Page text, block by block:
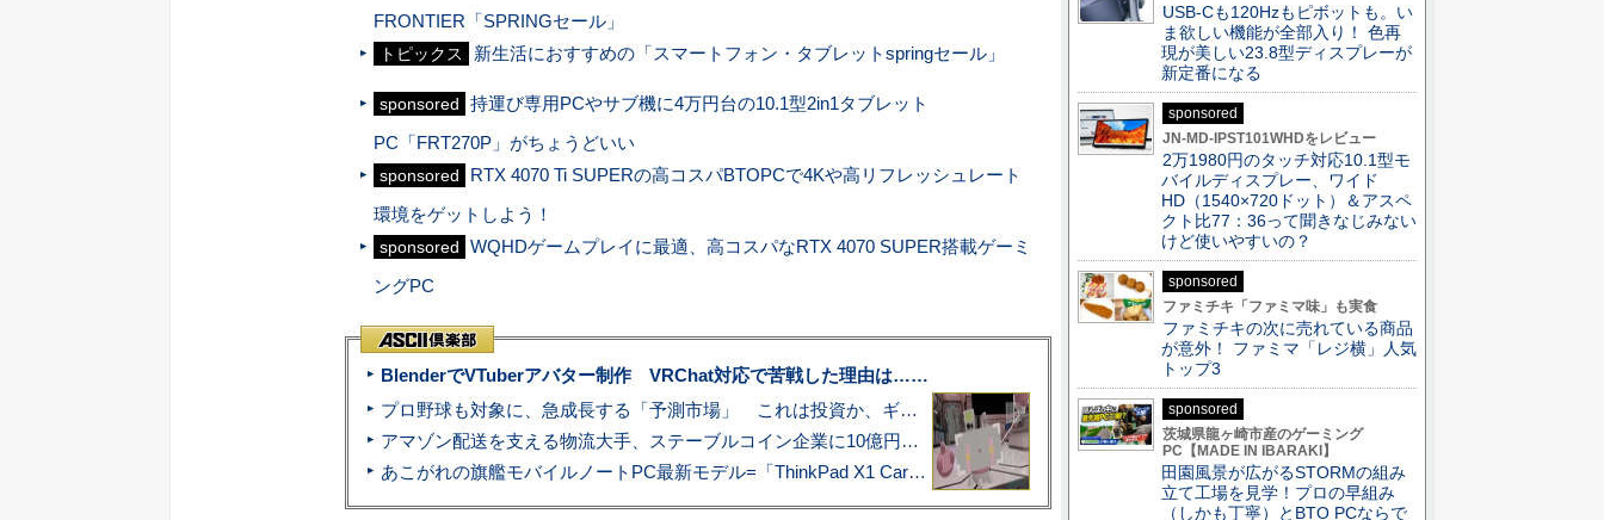
FRONTIER「SPRINGセール」
トピックス 新生活におすすめの「スマートフォン・タブレットspringセール」
sponsored
持運び専用PCやサブ機に4万円台の10.1型2in1タブレット
PC「FRT270P」がちょうどいい
sponsored
RTX 4070 Ti SUPERの高コスパBTOPCで4Kや高リフレッシュレート
環境をゲットしよう！
sponsored
WQHDゲームプレイに最適、高コスパなRTX 4070 SUPER搭載ゲーミ
ングPC
BlenderでVTuberアバター制作 VRChat対応で苦戦した理由は……
プロ野球も対象に、急成長する「予測市場」 これは投資か、ギャンブルか
アマゾン配送を支える物流大手、ステーブルコイン企業に10億円投資のワケ
あこがれの旗艦モバイルノートPC最新モデル=「ThinkPad X1 Carbon Gen 14 Aura Edition」実機レビュー
USB-Cも120Hzもピボットも。い
ま欲しい機能が全部入り！ 色再
現が美しい23.8型ディスプレーが
新定番になる
sponsored
JN-MD-IPST101WHDをレビュー
2万1980円のタッチ対応10.1型モ
バイルディスプレー、ワイド
HD（1540×720ドット）＆アスペ
クト比77：36って聞きなじみない
けど使いやすいの？
sponsored
ファミチキ「ファミマ味」も実食
ファミチキの次に売れている商品
が意外！ ファミマ「レジ横」人気
トップ3
sponsored
茨城県龍ヶ崎市産のゲーミング
PC【MADE IN IBARAKI】
田園風景が広がるSTORMの組み
立て工場を見学！プロの早組み
（しかも丁寧）とBTO PCならで